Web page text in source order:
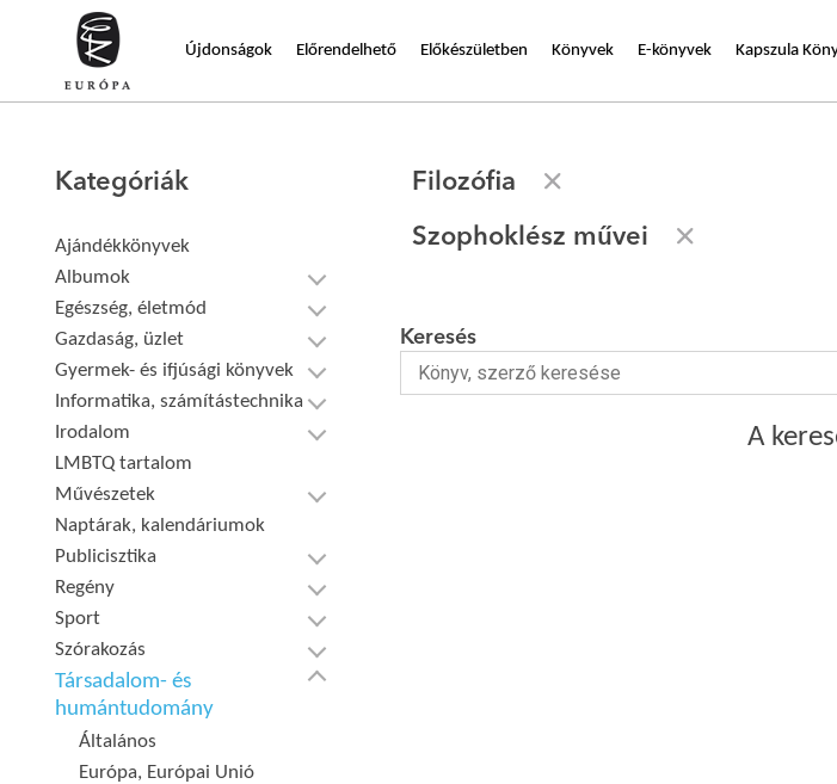
Újdonságok Előrendelhető Előkészületben Könyvek E-könyvek Kapszula
Kategóriák
Ajándékkönyvek
Albumok
Egészség, életmód
Gazdaság, üzlet
Gyermek- és ifjúsági könyvek
Informatika, számítástechnika
Irodalom
LMBTQ tartalom
Művészetek
Naptárak, kalendáriumok
Publicisztika
Regény
Sport
Szórakozás
Társadalom- és
humántudomány
Általános
Európa, Európai Unió
Filozófia
Szophoklész művei
Keresés
A